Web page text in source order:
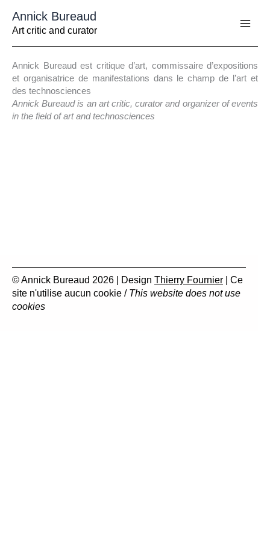
contenu
Annick Bureaud
Art critic and curator
Annick Bureaud est critique d’art, commissaire d’expositions
et organisatrice de manifestations dans le champ de l’art et
des technosciences
Annick Bureaud is an art critic, curator and organizer of events
in the field of art and technosciences
© Annick Bureaud 2026 | Design Thierry Fournier | Ce
site n'utilise aucun cookie / This website does not use
cookies